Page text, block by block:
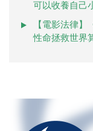
可以收養自己
【電影法律
性命拯救世界